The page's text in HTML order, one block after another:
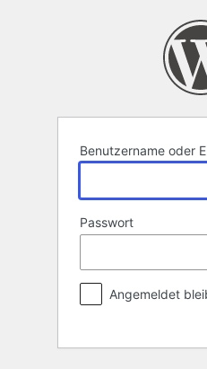
Benutzername oder
Passwort
Angemeldet